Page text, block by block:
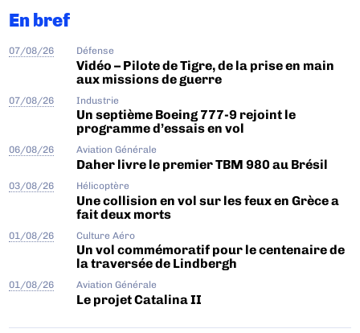
En bref
07/08/26 Défense
Vidéo – Pilote de Tigre, de la prise en main
aux missions de guerre
07/08/26 Industrie
Un septième Boeing 777-9 rejoint le
programme d’essais en vol
06/08/26 Aviation Générale
Daher livre le premier TBM 980 au Brésil
03/08/26 Hélicoptère
Une collision en vol sur les feux en Grèce a
fait deux morts
01/08/26 Culture Aéro
Un vol commémoratif pour le centenaire de
la traversée de Lindbergh
01/08/26 Aviation Générale
Le projet Catalina II